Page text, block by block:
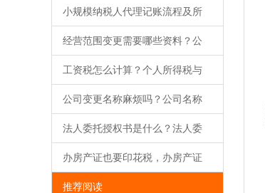
小规模纳税人代理记账流程及所
经营范围变更需要哪些资料？公
工资税怎么计算？个人所得税与
公司变更名称麻烦吗？公司名称
法人委托授权书是什么？法人委
办房产证也要印花税，办房产证
推荐阅读